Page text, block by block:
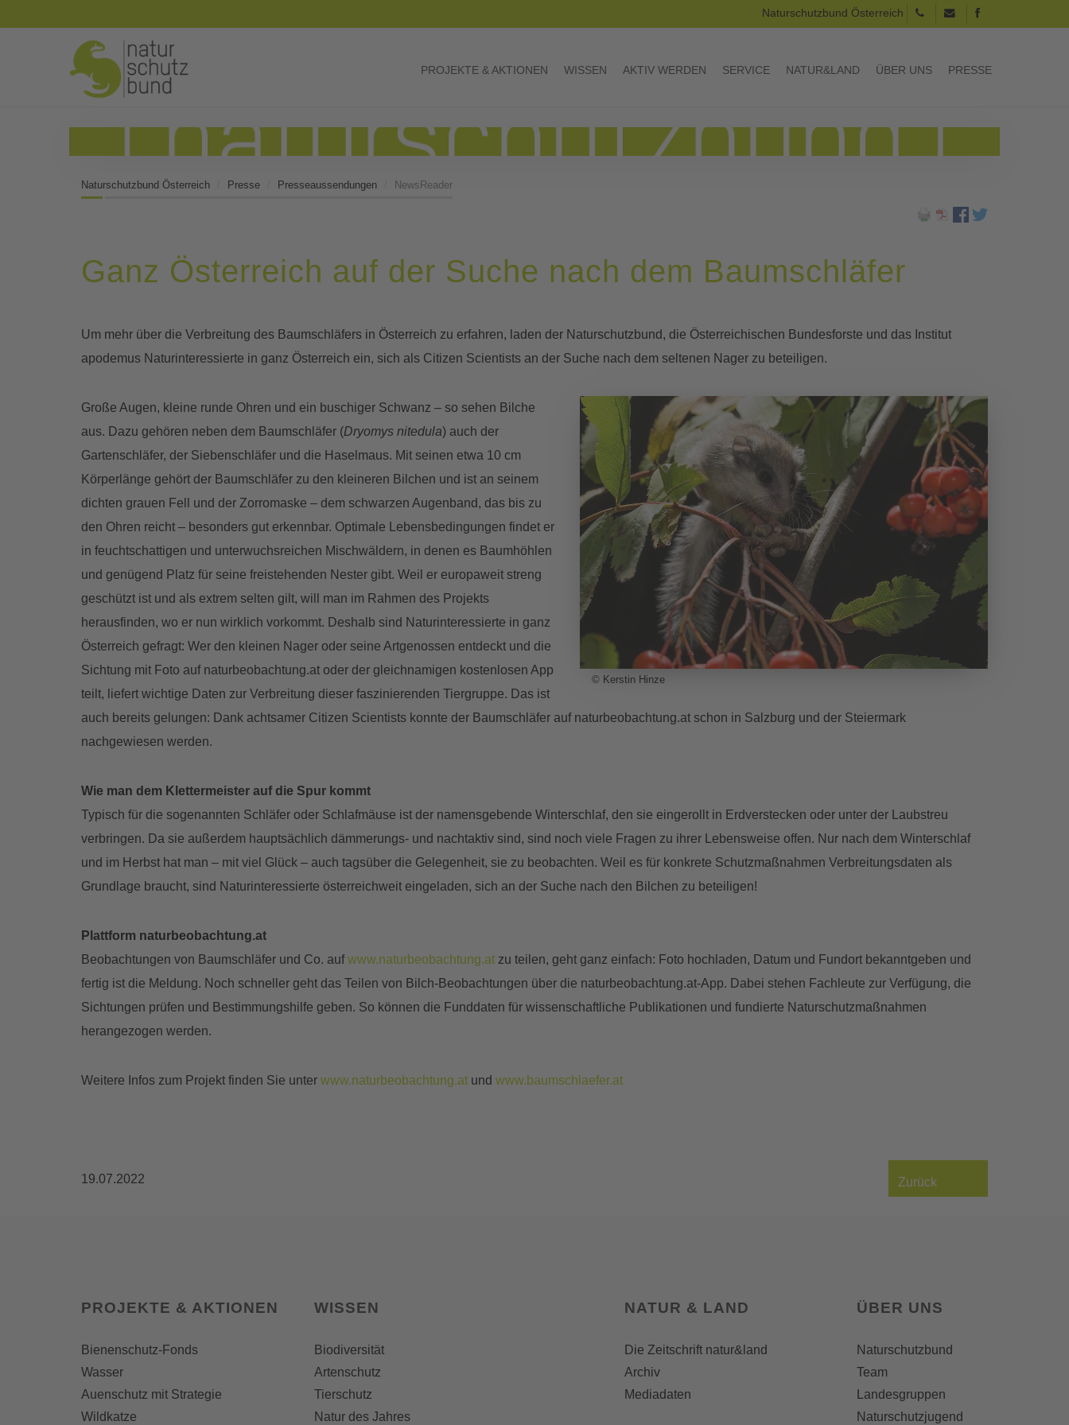
Naturschutzbund Österreich
PROJEKTE & AKTIONEN WISSEN AKTIV WERDEN SERVICE NATUR&LAND ÜBER UNS PRESSE
Naturschutzbund Österreich Presse Presseaussendungen NewsReader
Ganz Österreich auf der Suche nach dem Baumschläfer
Um mehr über die Verbreitung des Baumschläfers in Österreich zu erfahren, laden der Naturschutzbund, die Österreichischen Bundesforste und das Institut
apodemus Naturinteressierte in ganz Österreich ein, sich als Citizen Scientists an der Suche nach dem seltenen Nager zu beteiligen.
© Kerstin Hinze
Große Augen, kleine runde Ohren und ein buschiger Schwanz – so sehen Bilche
aus. Dazu gehören neben dem Baumschläfer (Dryomys nitedula) auch der
Gartenschläfer, der Siebenschläfer und die Haselmaus. Mit seinen etwa 10 cm
Körperlänge gehört der Baumschläfer zu den kleineren Bilchen und ist an seinem
dichten grauen Fell und der Zorromaske – dem schwarzen Augenband, das bis zu
den Ohren reicht – besonders gut erkennbar. Optimale Lebensbedingungen findet er
in feuchtschattigen und unterwuchsreichen Mischwäldern, in denen es Baumhöhlen
und genügend Platz für seine freistehenden Nester gibt. Weil er europaweit streng
geschützt ist und als extrem selten gilt, will man im Rahmen des Projekts
herausfinden, wo er nun wirklich vorkommt. Deshalb sind Naturinteressierte in ganz
Österreich gefragt: Wer den kleinen Nager oder seine Artgenossen entdeckt und die
Sichtung mit Foto auf naturbeobachtung.at oder der gleichnamigen kostenlosen App
teilt, liefert wichtige Daten zur Verbreitung dieser faszinierenden Tiergruppe. Das ist
auch bereits gelungen: Dank achtsamer Citizen Scientists konnte der Baumschläfer auf naturbeobachtung.at schon in Salzburg und der Steiermark
nachgewiesen werden.
Wie man dem Klettermeister auf die Spur kommt
Typisch für die sogenannten Schläfer oder Schlafmäuse ist der namensgebende Winterschlaf, den sie eingerollt in Erdverstecken oder unter der Laubstreu
verbringen. Da sie außerdem hauptsächlich dämmerungs- und nachtaktiv sind, sind noch viele Fragen zu ihrer Lebensweise offen. Nur nach dem Winterschlaf
und im Herbst hat man – mit viel Glück – auch tagsüber die Gelegenheit, sie zu beobachten. Weil es für konkrete Schutzmaßnahmen Verbreitungsdaten als
Grundlage braucht, sind Naturinteressierte österreichweit eingeladen, sich an der Suche nach den Bilchen zu beteiligen!
Plattform naturbeobachtung.at
Beobachtungen von Baumschläfer und Co. aufwww.naturbeobachtung.at zu teilen, geht ganz einfach: Foto hochladen, Datum und Fundort bekanntgeben und
fertig ist die Meldung. Noch schneller geht das Teilen von Bilch-Beobachtungen über die naturbeobachtung.at-App. Dabei stehen Fachleute zur Verfügung, die
Sichtungen prüfen und Bestimmungshilfe geben. So können die Funddaten für wissenschaftliche Publikationen und fundierte Naturschutzmaßnahmen
herangezogen werden.
Weitere Infos zum Projekt finden Sie unter www.naturbeobachtung.at und www.baumschlaefer.at
19.07.2022 Zurück
PROJEKTE & AKTIONEN
Bienenschutz-Fonds
Wasser
Auenschutz mit Strategie
Wildkatze
WISSEN
Biodiversität
Artenschutz
Tierschutz
Natur des Jahres
NATUR & LAND
Die Zeitschrift natur&land
Archiv
Mediadaten
ÜBER UNS
Naturschutzbund
Team
Landesgruppen
Naturschutzjugend